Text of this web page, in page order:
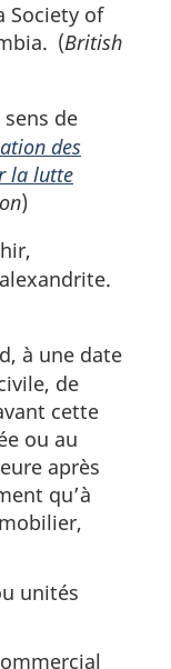
Society of
(British
sens de
des
la lutte
)
à une date
de
cette
ou au
après
qu’à
unités